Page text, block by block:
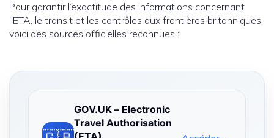
Pour garantir l’exactitude des informations concernant
l’ETA, le transit et les contrôles aux frontières britanniques,
voici des sources officielles reconnues :
GOV.UK – Electronic
Travel Authorisation